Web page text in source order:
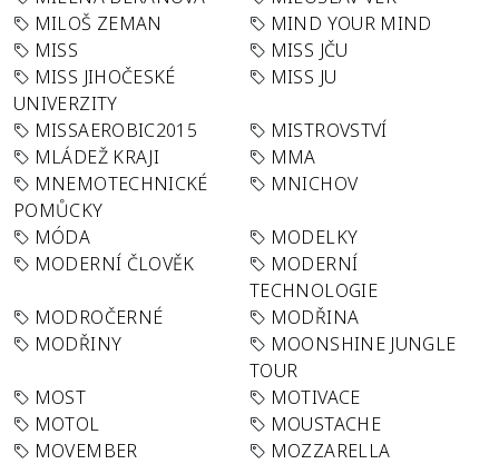
MILOŠ ZEMAN
MIND YOUR MIND
MISS
MISS JČU
MISS JIHOČESKÉ
UNIVERZITY
MISS JU
MISSAEROBIC2015
MISTROVSTVÍ
MLÁDEŽ KRAJI
MMA
MNEMOTECHNICKÉ
POMŮCKY
MNICHOV
MÓDA
MODELKY
MODERNÍ ČLOVĚK
MODERNÍ
TECHNOLOGIE
MODROČERNÉ
MODŘINA
MODŘINY
MOONSHINE JUNGLE
TOUR
MOST
MOTIVACE
MOTOL
MOUSTACHE
MOVEMBER
MOZZARELLA